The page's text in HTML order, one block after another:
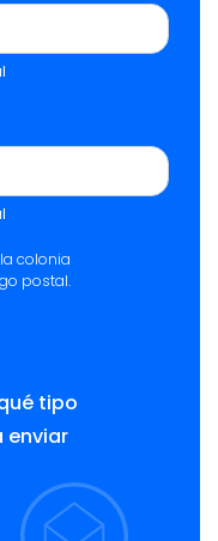
colonia
postal.
tipo
enviar